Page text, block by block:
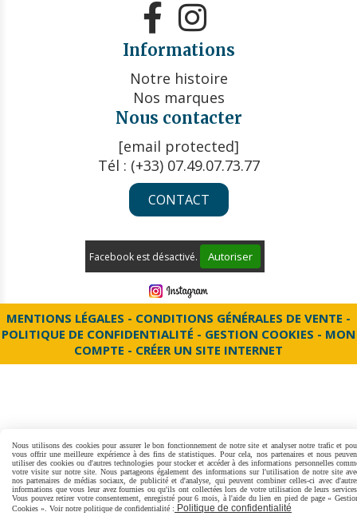
 
Informations
Notre histoire
Nos marques
Nous contacter
[email protected]
Tél : (+33) 07.49.07.73.77
CONTACT
Facebook est désactivé. Autoriser
MENTIONS LÉGALES
CONDITIONS GÉNÉRALES DE VENTE
POLITIQUE DE CONFIDENTIALITÉ
GESTION COOKIES
MON
COMPTE
CRÉER UN SITE INTERNET
Nous utilisons des cookies pour assurer le bon fonctionnement de notre site et analyser notre trafic et
vous offrir une meilleure expérience à des fins de statistiques. Pour cela, nos partenaires et nous
utiliser des cookies ou d'autres technologies pour stocker et accéder à des informations personnelles
votre visite sur notre site. Nous partageons également des informations sur l'utilisation de notre site
nos partenaires de médias sociaux, de publicité et d'analyse, qui peuvent combiner celles-ci avec
informations que vous leur avez fournies ou qu'ils ont collectées lors de votre utilisation de leurs
Vous pouvez retirer votre consentement, enregistré pour 6 mois, à l'aide du lien en pied de page «
Cookies ». Voir notre politique de confidentialité : Politique de confidentialité